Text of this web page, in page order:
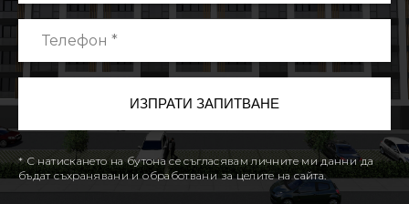
* С натискането на бутона се съгласявам личните ми данни да
бъдат съхранявани и обработвани за целите на сайта.